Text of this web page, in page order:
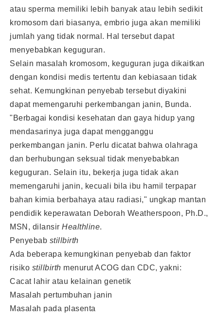
atau sperma memiliki lebih banyak atau lebih sedikit
kromosom dari biasanya, embrio juga akan memiliki
jumlah yang tidak normal. Hal tersebut dapat
menyebabkan keguguran.
Selain masalah kromosom, keguguran juga dikaitkan
dengan kondisi medis tertentu dan kebiasaan tidak
sehat. Kemungkinan penyebab tersebut diyakini
dapat memengaruhi perkembangan janin, Bunda.
"Berbagai kondisi kesehatan dan gaya hidup yang
mendasarinya juga dapat mengganggu
perkembangan janin. Perlu dicatat bahwa olahraga
dan berhubungan seksual tidak menyebabkan
keguguran. Selain itu, bekerja juga tidak akan
memengaruhi janin, kecuali bila ibu hamil terpapar
bahan kimia berbahaya atau radiasi," ungkap mantan
pendidik keperawatan Deborah Weatherspoon, Ph.D.,
MSN, dilansir Healthline.
Penyebab stillbirth
Ada beberapa kemungkinan penyebab dan faktor
risiko stillbirth menurut ACOG dan CDC, yakni:
Cacat lahir atau kelainan genetik
Masalah pertumbuhan janin
Masalah pada plasenta